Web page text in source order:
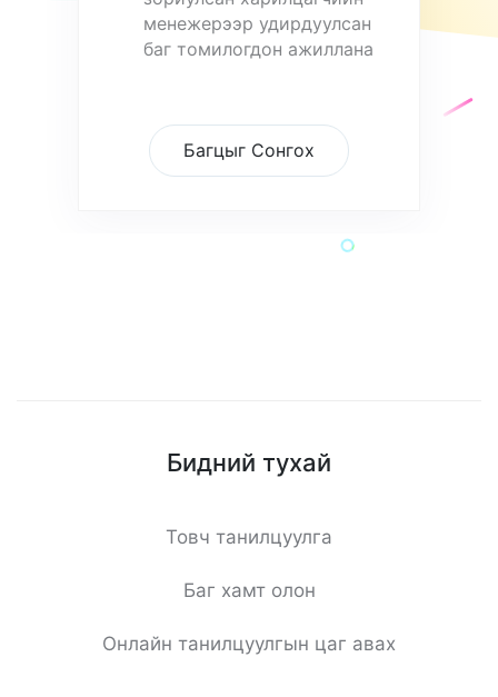
менежерээр удирдуулсан
баг томилогдон ажиллана
Багцыг Сонгох
Бидний тухай
Товч танилцуулга
Баг хамт олон
Онлайн танилцуулгын цаг авах